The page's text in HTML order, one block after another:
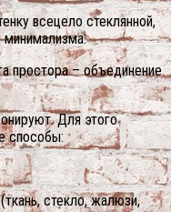
всецело стеклянной,
минимализма.
простора – объединение
Для этого
способы:
стекло, жалюзи,